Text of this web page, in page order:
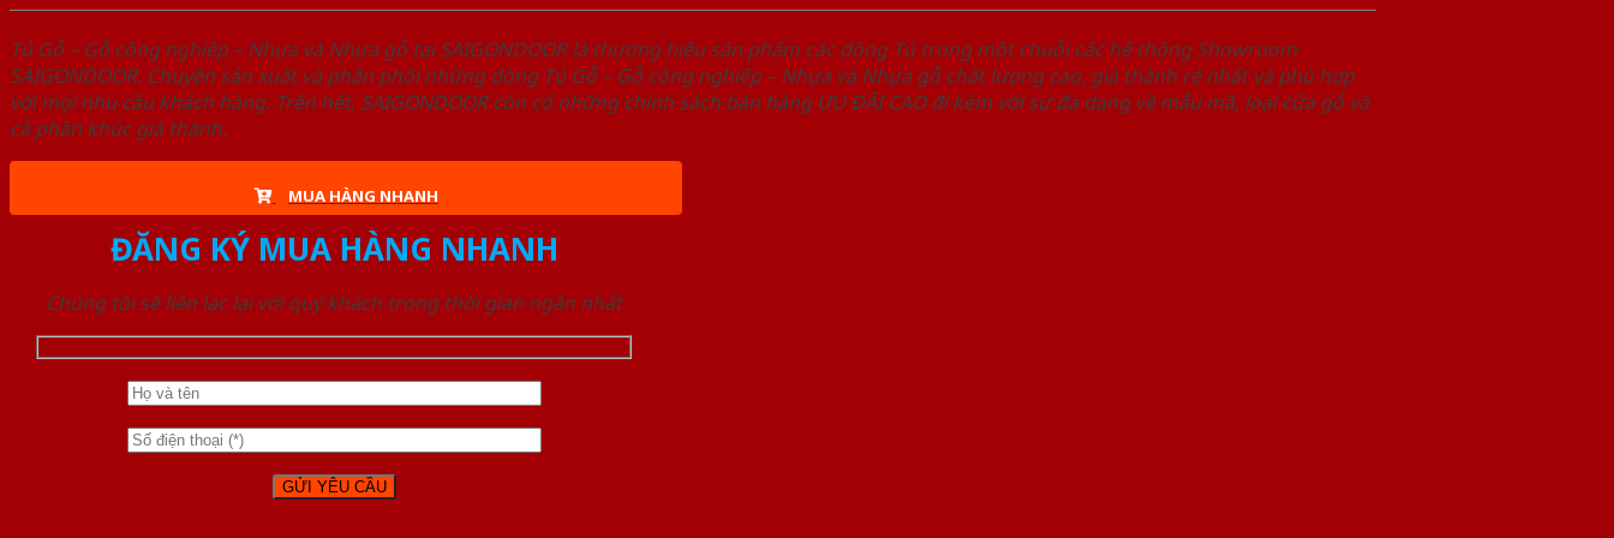
Tủ Gỗ – Gỗ công nghiêp – Nhựa và Nhựa gỗ tại SAIGONDOOR là thương hiệu sản phẩm các dòng Tủ trong một chuỗi các hệ thống Showroom
SAIGONDOOR. Chuyên sản xuất và phân phối những dòng Tủ Gỗ – Gỗ công nghiêp – Nhựa và Nhựa gỗ chất lượng cao, giá thành rẻ nhất và phù hợp
với mọi nhu cầu khách hàng. Trên hết, SAIGONDOOR còn có những chính sách bán hàng ƯU ĐÃI CAO đi kèm với sự đa dạng về mẫu mã, loại cửa gỗ và
cả phân khúc giá thành.
MUA HÀNG NHANH
ĐĂNG KÝ MUA HÀNG NHANH
Chúng tôi sẽ liên lạc lại với quý khách trong thời gian ngắn nhất